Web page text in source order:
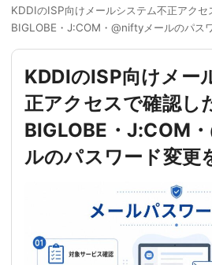
KDDIのISP向けメールシステム不正アクセ
BIGLOBE・J:COM・@niftyメールのパス
KDDIのISP向けメー
正アクセスで確認し
BIGLOBE・J:COM
ルのパスワード変更